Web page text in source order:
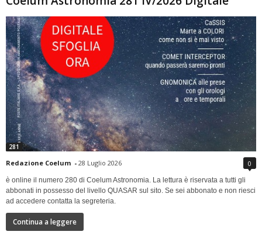
281
Redazione Coelum - 28 Luglio 2026 0
è online il numero 280 di Coelum Astronomia. La lettura è riservata a tutti gli
abbonati in possesso del livello QUASAR sul sito. Se sei abbonato e non riesci
ad accedere contatta la segreteria.
Continua a leggere